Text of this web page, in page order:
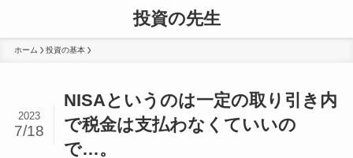
投資の先生
ホーム 投資の基本
NISAというのは一定の取り引き内
で税金は支払わなくていいの
で…。
2023
7/18